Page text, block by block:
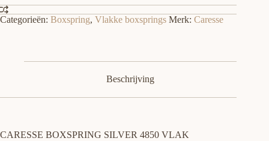
Categorieën: Boxspring, Vlakke boxsprings Merk: Caresse
Beschrijving
CARESSE BOXSPRING SILVER 4850 VLAK